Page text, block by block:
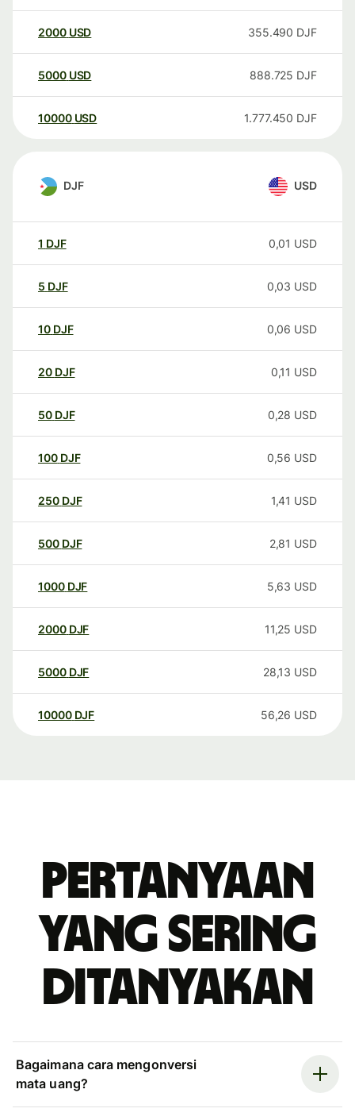
2000 USD 355.490 DJF
5000 USD 888.725 DJF
10000 USD 1.777.450 DJF
DJF USD
1 DJF 0,01 USD
5 DJF 0,03 USD
10 DJF 0,06 USD
20 DJF 0,11 USD
50 DJF 0,28 USD
100 DJF 0,56 USD
250 DJF 1,41 USD
500 DJF 2,81 USD
1000 DJF 5,63 USD
2000 DJF 11,25 USD
5000 DJF 28,13 USD
10000 DJF 56,26 USD
Pertanyaan
yang sering
ditanyakan
Bagaimana cara mengonversi
mata uang?